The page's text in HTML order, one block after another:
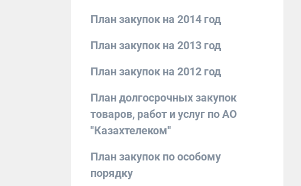
План закупок на 2014 год
План закупок на 2013 год
План закупок на 2012 год
План долгосрочных закупок
товаров, работ и услуг по АО
"Казахтелеком"
План закупок по особому
порядку